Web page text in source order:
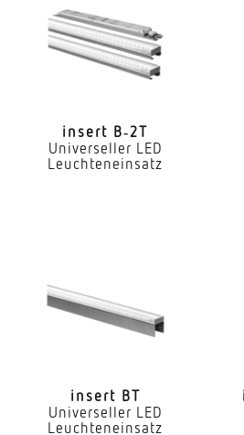
Dimmung DALI
Farbtemperatur
4000 K
Geeignet für
Leuchtmittel
insert B‑2T
Universeller LED
Leuchteneinsatz
insert BT
Universeller LED
Leuchteneinsatz